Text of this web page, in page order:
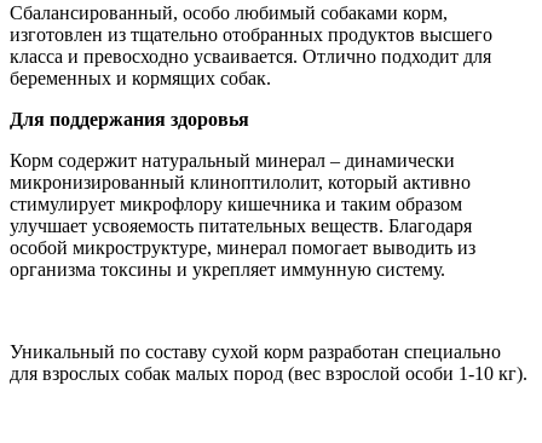
Сбалансированный, особо любимый собаками корм,
изготовлен из тщательно отобранных продуктов высшего
класса и превосходно усваивается. Отлично подходит для
беременных и кормящих собак.
Для поддержания здоровья
Корм содержит натуральный минерал – динамически
микронизированный клиноптилолит, который активно
стимулирует микрофлору кишечника и таким образом
улучшает усвояемость питательных веществ. Благодаря
особой микроструктуре, минерал помогает выводить из
организма токсины и укрепляет иммунную систему.
Уникальный по составу сухой корм разработан специально
для взрослых собак малых пород (вес взрослой особи 1-10 кг).